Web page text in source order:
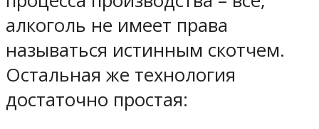
алкоголь не имеет права
называться истинным скотчем.
Остальная же технология
достаточно простая: